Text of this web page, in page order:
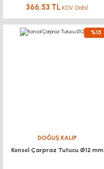
366,53 TL KDV Dahil
%15
DOĞUŞ KALIP
Konsol Çarpraz Tutucu Ø12 mm